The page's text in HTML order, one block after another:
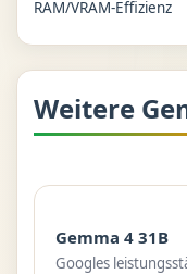
RAM/VRAM-Effizienz
Weitere
Gemma 4 31B
Googles